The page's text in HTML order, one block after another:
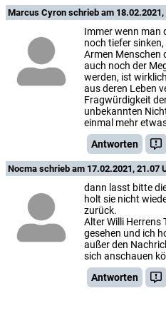
Marcus Cyron schrieb am 18.02.2021,
Immer wenn man
noch tiefer
Armen Menschen
auch noch der
werden, ist
aus deren Leben
Fragwürdigkeit
unbekannten
einmal mehr
Antworten
Nocma schrieb am 17.02.2021, 21.07
dann lasst bitte
holt sie nicht
zurück.
Alter Willi Herrens
gesehen und ich
außer den
sich anschauen
Antworten